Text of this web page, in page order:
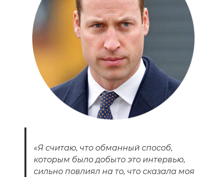
«Я считаю, что обманный способ,
которым было добыто это интервью,
сильно повлиял на то, что сказала моя